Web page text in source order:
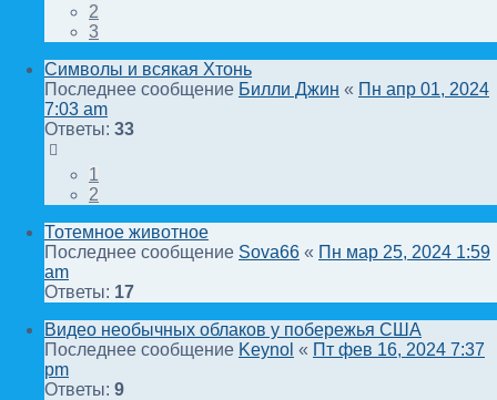
2
3
Символы и всякая Хтонь
Последнее сообщение Билли Джин « Пн апр 01, 2024
7:03 am
Ответы: 33
1
2
Тотемное животное
Последнее сообщение Sova66 « Пн мар 25, 2024 1:59
am
Ответы: 17
Видео необычных облаков у побережья США
Последнее сообщение Keynol « Пт фев 16, 2024 7:37
pm
Ответы: 9